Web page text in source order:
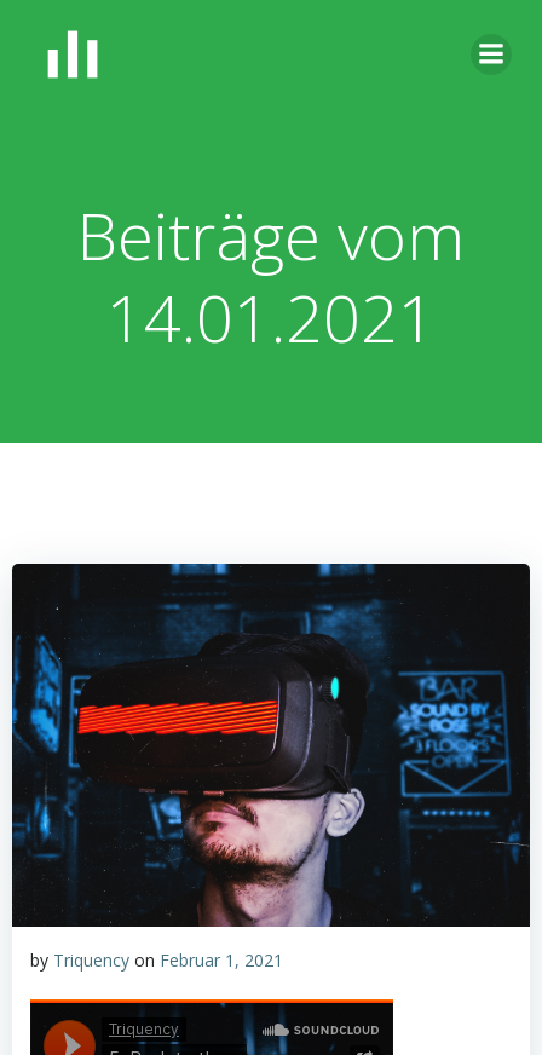
Beiträge vom
14.01.2021
by Triquency on Februar 1, 2021